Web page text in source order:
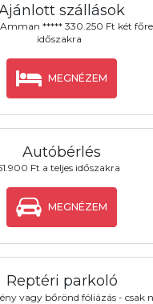
szállások
***** 330.250 Ft két főre
időszakra
MEGNÉZEM
Autóbérlés
Ft a teljes időszakra
MEGNÉZEM
Reptéri parkoló
vagy bőrönd fóliázás - csak